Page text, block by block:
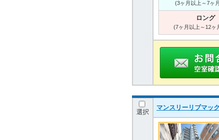
(3ヶ月以上～7ヶ
ロング
(7ヶ月以上～12ヶ
選択
マンスリーリブマッ